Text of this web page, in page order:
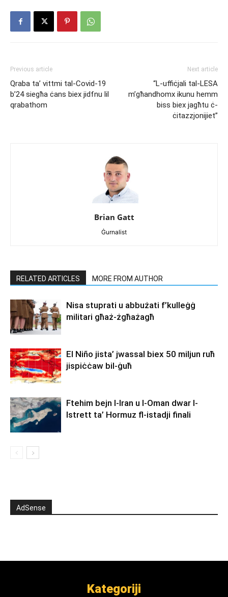
Previous article
Qraba ta’ vittmi tal-Covid-19
b’24 siegħa ċans biex jidfnu lil
qrabathom
Next article
“L-uffiċjali tal-LESA
m’għandhomx ikunu hemm
biss biex jagħtu ċ-
ċitazzjonijiet”
Brian Gatt
Ġurnalist
RELATED ARTICLES MORE FROM AUTHOR
Nisa stuprati u abbużati f’kulleġġ
militari għaż-żgħażagħ
El Niño jista’ jwassal biex 50 miljun ruħ
jispiċċaw bil-ġuħ
Ftehim bejn l-Iran u l-Oman dwar l-
Istrett ta’ Hormuz fl-istadji finali
AdSense
Kategoriji